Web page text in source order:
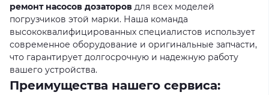
ремонт насосов дозаторов для всех моделей
погрузчиков этой марки. Наша команда
высококвалифицированных специалистов использует
современное оборудование и оригинальные запчасти,
что гарантирует долгосрочную и надежную работу
вашего устройства.
Преимущества нашего сервиса: